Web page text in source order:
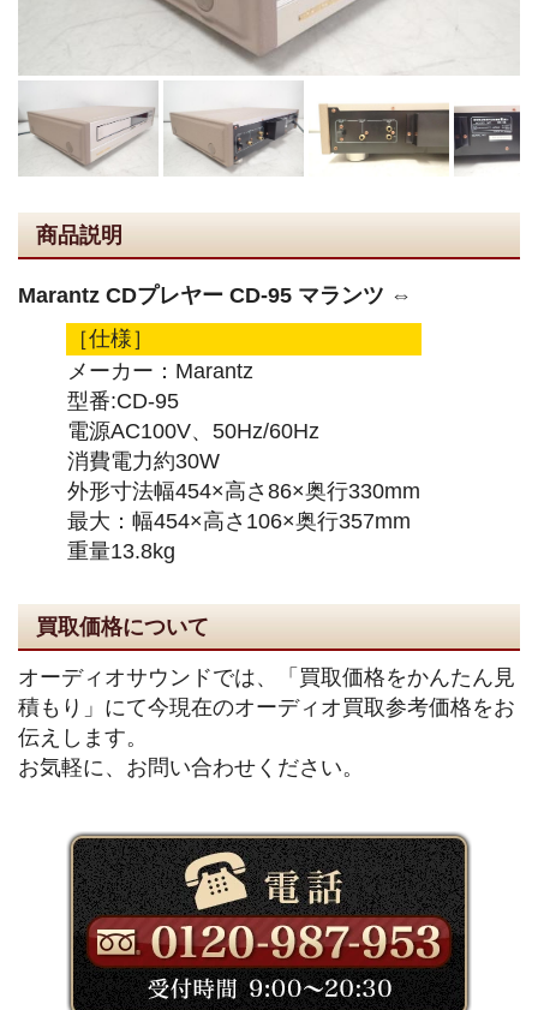
商品説明
Marantz CDプレヤー CD-95 マランツ ⇔
［仕様］
メーカー：Marantz
型番:CD-95
電源AC100V、50Hz/60Hz
消費電力約30W
外形寸法幅454×高さ86×奥行330mm
最大：幅454×高さ106×奥行357mm
重量13.8kg
買取価格について
オーディオサウンドでは、「買取価格をかんたん見
積もり」にて今現在のオーディオ買取参考価格をお
伝えします。
お気軽に、お問い合わせください。